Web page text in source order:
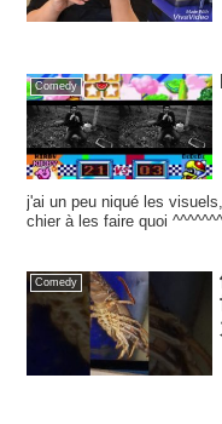
Comedy
j'ai un peu niqué les
chier à les faire quoi
Comedy